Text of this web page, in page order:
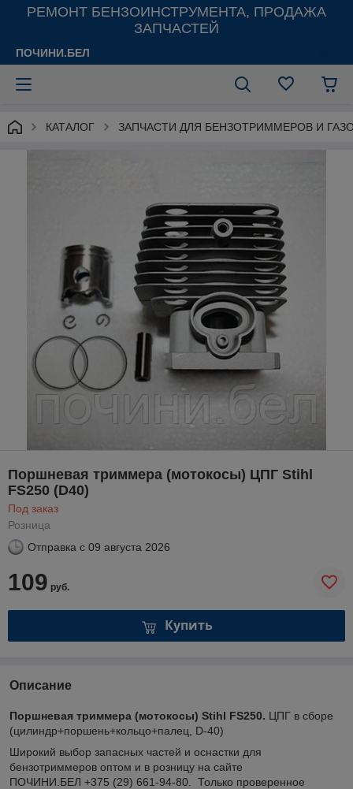
РЕМОНТ БЕНЗОИНСТРУМЕНТА, ПРОДАЖА
ЗАПЧАСТЕЙ
ПОЧИНИ.БЕЛ
КАТАЛОГ ЗАПЧАСТИ ДЛЯ БЕНЗОТРИММЕРОВ И
Поршневая триммера (мотокосы) ЦПГ Stihl
FS250 (D40)
Под заказ
Розница
Отправка с 09 августа 2026
109 руб.
Купить
Описание
Поршневая триммера (мотокосы) Stihl FS250. ЦПГ в сборе
(цилиндр+поршень+кольцо+палец, D-40)
Широкий выбор запасных частей и оснастки для
бензотриммеров оптом и в розницу на сайте
ПОЧИНИ.БЕЛ +375 (29) 661-94-80. Только проверенное